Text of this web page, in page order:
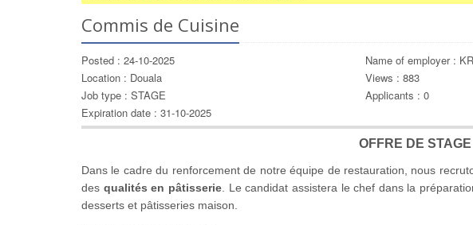
Commis de Cuisine
Posted : 24-10-2025
Name of employer :
Location : Douala
Views : 883
Job type : STAGE
Applicants : 0
Expiration date : 31-10-2025
OFFRE DE STAGE
Dans le cadre du renforcement de notre équipe de restauration, nous
des qualités en pâtisserie. Le candidat assistera le chef dans la
desserts et pâtisseries maison.